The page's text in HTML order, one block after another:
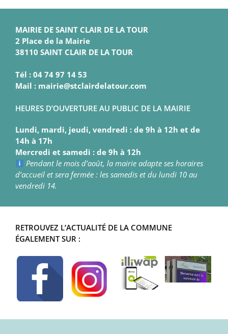
MAIRIE DE SAINT CLAIR DE LA TOUR
2 Place de la Mairie
38110 SAINT CLAIR DE LA TOUR
Tél : 04 74 97 14 53
Mail : mairie@stclairdelatour.com
HEURES D’OUVERTURE AU PUBLIC DE LA MAIRIE
Lundi, mardi, jeudi, vendredi : de 9h à 12h et de
14h à 17h
Mercredi et samedi : de 9h à 12h
Pendant le mois d’août, la mairie adapte ses horaires
d’accueil et sera fermée : les samedis et du lundi 10 au
vendredi 14.
RETROUVEZ L’ACTUALITÉ DE LA COMMUNE
ÉGALEMENT SUR :